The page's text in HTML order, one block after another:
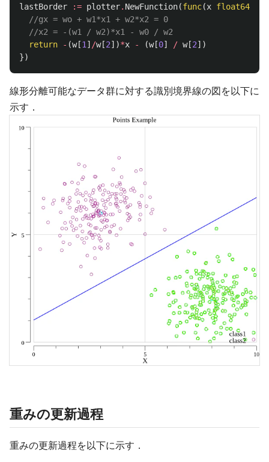
lastBorder := plotter. NewFunction(func(x float64
//gx = wo + w1*x1 + w2*x2 = 0
//x2 = -(w1 / w2)*x1 - w0 / w2
return
- (w[1 ] /w[2])*x - (w[0] / w[2])
})
線形分離可能なデータ群に対する識別境界線の図を以下に
示す．
重みの更新過程
重みの更新過程を以下に示す．